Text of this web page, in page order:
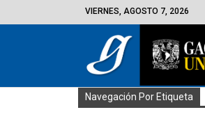
VIERNES, AGOSTO 7, 2026
Navegación Por Etiqueta